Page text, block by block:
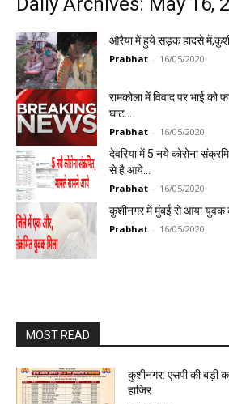
औरैया में हुये सड़क हादसे
Prabhat - 16/05/2020
रामकोला में विवाद पर भाई
घाट…
Prabhat - 16/05/2020
देवरिया में 5 नये कोरोना
से है आये…
Prabhat - 16/05/2020
कुशीनगर में मुंबई से आया युवक
Prabhat - 16/05/2020
MOST READ
कुशीनगर: एसपी की बड़ी
हाजिर